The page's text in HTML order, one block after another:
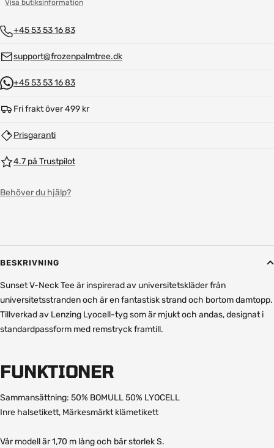
Visa butiksinformation
+45 53 53 16 83
support@frozenpalmtree.dk
+45 53 53 16 83
Fri frakt över 499 kr
Prisgaranti
4.7 på Trustpilot
Behöver du hjälp?
BESKRIVNING
Sunset V-Neck Tee är inspirerad av universitetskläder från
universitetsstranden och är en fantastisk strand och bortom damtopp.
Tillverkad av Lenzing Lyocell-tyg som är mjukt och andas, designat i
standardpassform med remstryck framtill.
FUNKTIONER
Sammansättning: 50% BOMULL 50% LYOCELL
Inre halsetikett, Märkesmärkt klämetikett
Vår modell är 1,70 m lång och bär storlek S.